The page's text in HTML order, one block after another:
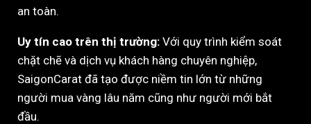
an toàn.
Uy tín cao trên thị trường: Với quy trình kiểm soát
chặt chẽ và dịch vụ khách hàng chuyên nghiệp,
SaigonCarat đã tạo được niềm tin lớn từ những
người mua vàng lâu năm cũng như người mới bắt
đầu.